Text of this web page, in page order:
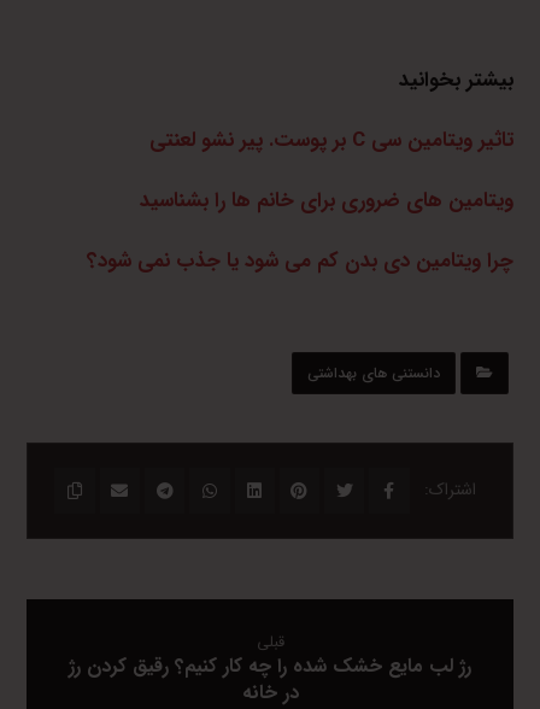
بیشتر بخوانید
تاثیر ویتامین سی C بر پوست. پیر نشو لعنتی
ویتامین های ضروری برای خانم ها را بشناسید
چرا ویتامین دی بدن کم می شود یا جذب نمی شود؟
دانستنی های بهداشتی
قبلی
رژ لب مایع خشک شده را چه کار کنیم؟ رقیق کردن رژ
در خانه